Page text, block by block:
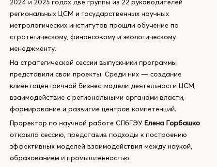
2024 и 2025 годах две группы из 22 руководителей
региональных ЦСМ и государственных научных
метрологических институтов прошли обучение по
стратегическому, финансовому и экологическому
менеджменту.
На стратегической сессии выпускники программы
представили свои проекты. Среди них — создание
клиентоцентричной бизнес-модели деятельности ЦСМ,
взаимодействие с региональными органами власти,
формирование и развитие центров компетенций.
Проректор по научной работе СПбГЭУ Елена Горбашко
открыла сессию, представив подходы к построению
эффективных моделей взаимодействия между наукой,
образованием и промышленностью.